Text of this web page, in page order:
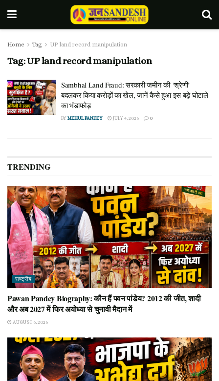
Home Tag UP land record manipulation
Tag:UP land record manipulation
Sambhal Land Fraud: सरकारी जमीन की ‘श्रेणी’
बदलकर किया करोड़ों का खेल, जानें कैसे हुआ इस बड़े घोटाले
का भंडाफोड़
BYMEHUL PANDEY JULY 4, 2026 0
TRENDING
राष्ट्रीय
Pawan Pandey Biography: कौन हैं पवन पांडेय? 2012 की जीत, शादी
और अब 2027 में फिर अयोध्या से चुनावी मैदान में
AUGUST 6, 2026